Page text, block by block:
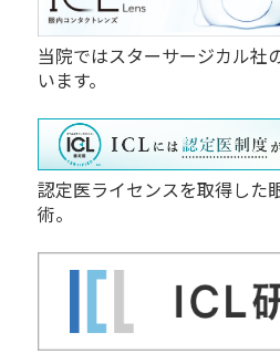
当院ではスターサージカル社
います。
認定医ライセンスを取得した
術。